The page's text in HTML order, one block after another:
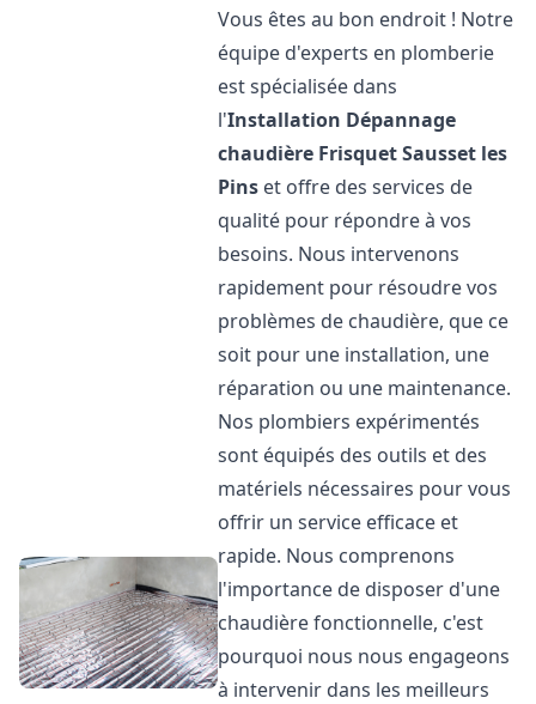
Vous êtes au bon endroit ! Notre
équipe d'experts en plomberie
est spécialisée dans
l'Installation Dépannage
chaudière FrisquetSausset les
Pins et offre des services de
qualité pour répondre à vos
besoins. Nous intervenons
rapidement pour résoudre vos
problèmes de chaudière, que ce
soit pour une installation, une
réparation ou une maintenance.
Nos plombiers expérimentés
sont équipés des outils et des
matériels nécessaires pour vous
offrir un service efficace et
rapide. Nous comprenons
l'importance de disposer d'une
chaudière fonctionnelle, c'est
pourquoi nous nous engageons
à intervenir dans les meilleurs